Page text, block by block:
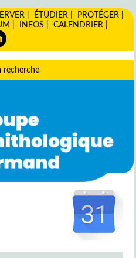
ÉTUDIER PROTÉGER
INFOS |CALENDRIER
recherche